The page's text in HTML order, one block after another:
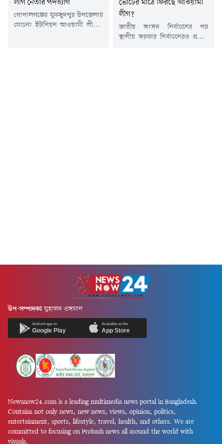
থাকার...
লীগ নেতার পদত্যাগ
গোপালগঞ্জের মুকসুদপুর উপজেলার
মোচনা ইউনিয়ন আওয়ামী লীগের
ভোটের মাঠে ফিরছে আওয়ামী
লীগ?
জাতীয় সংসদ নির্বাচনের পর
স্থানীয় সরকার নির্বাচনেরও প্রস্তুতি
উপ-সম্পাদকঃ মুহাম্মদ ওসমান
Android app on
Google Play
Available on the
App Store
Newsnow24.com is a leading multimedia news portal in Bangladesh.
Contains not only news, new news, views, opinion, politics,
entertainment, sports, lifestyle, travel, health, and others. We are
committed to focusing on Probash news all around the world with
visuals.